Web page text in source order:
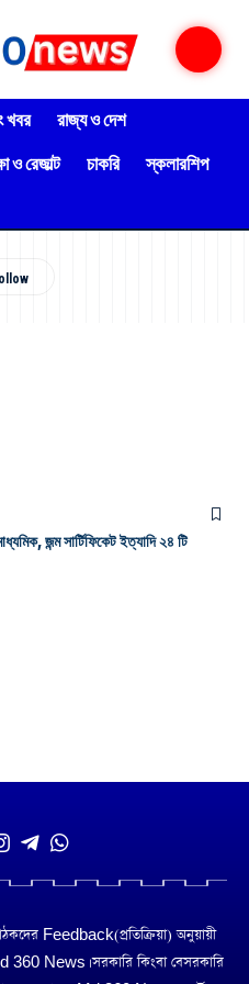
খবর
রাজ্য ও দেশ
ও রেজাল্ট চাকরি
স্কলারশিপ
জন্ম সার্টিফিকেট ইত্যাদি ২৪ টি
Feedback(প্রতিক্রিয়া) অনুয়ায়ী
360 News। সরকারি কিংবা বেসরকারি